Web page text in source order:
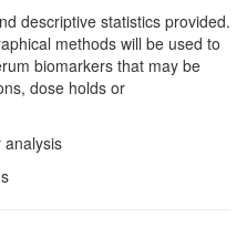
descriptive statistics provided.
methods will be used to
biomarkers that may be
dose holds or
analysis